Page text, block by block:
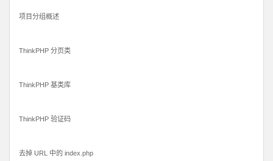
项目分组概述
ThinkPHP 分页类
ThinkPHP 基类库
ThinkPHP 验证码
去掉 URL 中的 index.php